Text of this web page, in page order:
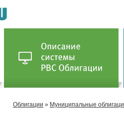
Облигации » Муниципальные